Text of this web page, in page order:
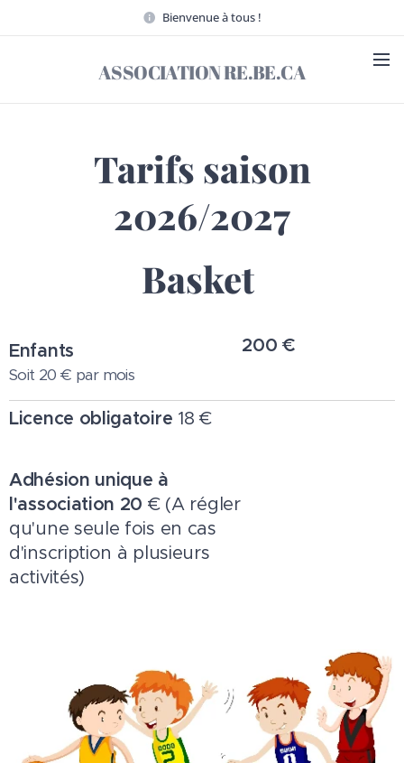
Bienvenue à tous !
ASSOCIATION RE.BE.CA
Tarifs saison
2026/2027
Basket
Enfants
Soit 20 € par mois
200 €
Licence obligatoire 18 €
Adhésion unique à
l'association 20 € (A régler
qu'une seule fois en cas
d'inscription à plusieurs
activités)